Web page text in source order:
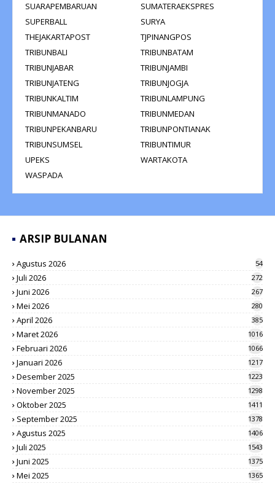
SUARAPEMBARUAN
SUMATERAEKSPRES
SUPERBALL
SURYA
THEJAKARTAPOST
TJPINANGPOS
TRIBUNBALI
TRIBUNBATAM
TRIBUNJABAR
TRIBUNJAMBI
TRIBUNJATENG
TRIBUNJOGJA
TRIBUNKALTIM
TRIBUNLAMPUNG
TRIBUNMANADO
TRIBUNMEDAN
TRIBUNPEKANBARU
TRIBUNPONTIANAK
TRIBUNSUMSEL
TRIBUNTIMUR
UPEKS
WARTAKOTA
WASPADA
ARSIP BULANAN
Agustus 2026 54
Juli 2026 272
Juni 2026 267
Mei 2026 280
April 2026 385
Maret 2026 1016
Februari 2026 1066
Januari 2026 1217
Desember 2025 1223
November 2025 1298
Oktober 2025 1411
September 2025 1378
Agustus 2025 1406
Juli 2025 1543
Juni 2025 1375
Mei 2025 1365